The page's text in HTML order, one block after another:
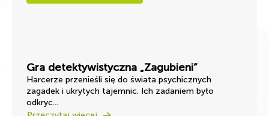
Gra detektywistyczna „Zagubieni”
Harcerze przenieśli się do świata psychicznych
zagadek i ukrytych tajemnic. Ich zadaniem było
odkryc...